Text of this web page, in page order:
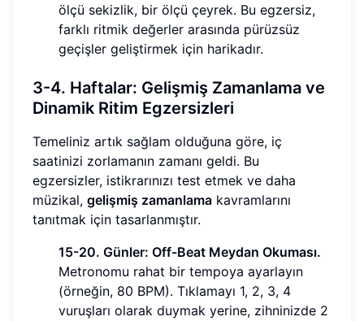
ölçü sekizlik, bir ölçü çeyrek. Bu egzersiz,
farklı ritmik değerler arasında pürüzsüz
geçişler geliştirmek için harikadır.
3-4. Haftalar: Gelişmiş Zamanlama ve
Dinamik Ritim Egzersizleri
Temeliniz artık sağlam olduğuna göre, iç
saatinizi zorlamanın zamanı geldi. Bu
egzersizler, istikrarınızı test etmek ve daha
müzikal, gelişmiş zamanlama kavramlarını
tanıtmak için tasarlanmıştır.
15-20. Günler: Off-Beat Meydan Okuması.
Metronomu rahat bir tempoya ayarlayın
(örneğin, 80 BPM). Tıklamayı 1, 2, 3, 4
vuruşları olarak duymak yerine, zihninizde 2